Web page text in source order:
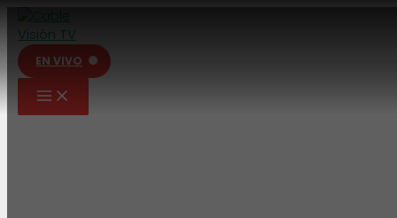
contenido
EN VIVO